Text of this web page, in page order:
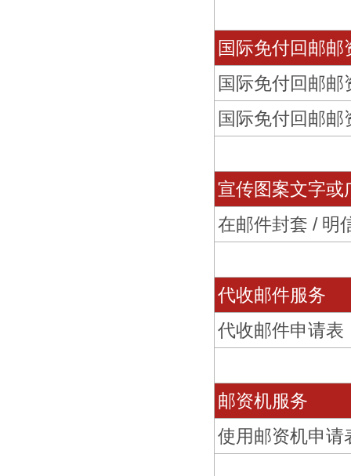
国际免付回邮邮
国际免付回邮
国际免付回邮
宣传图案文字或
在邮件封套 / 明
代收邮件服务
代收邮件申请表
邮资机服务
使用邮资机申请